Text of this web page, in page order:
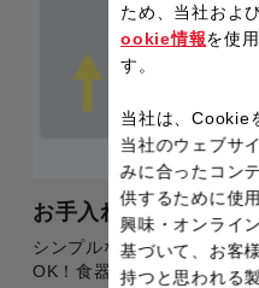
お手入れラクラク
シンプルな構造で、パッキ
OK！食器洗い機* にも対応
ため、当社およ
ookie情報を使
す。
当社は、Cookie
当社のウェブサ
みに合ったコン
供するために使
興味・オンライ
基づいて、お客
持つと思われる